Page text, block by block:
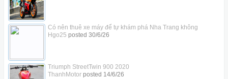
Có nên thuê xe máy để tự khám phá Nha Trang không
Hgo25 posted 30/6/26
Triumph StreetTwin 900 2020
ThanhMotorposted 14/6/26